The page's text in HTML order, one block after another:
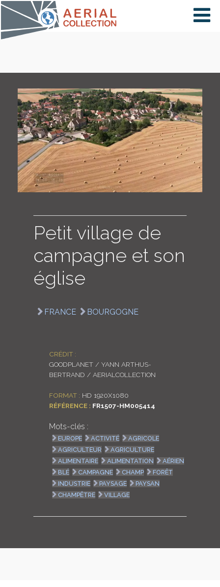
×
PAYS
CARTE
COLLECTIONS
LOGIN
ENGLISH
Petit village de
campagne et son
église
FRANCE BOURGOGNE
CRÉDIT :
GOODPLANET / YANN ARTHUS-
BERTRAND / AERIALCOLLECTION
FORMAT : HD 1920X1080
RÉFÉRENCE : FR1507-HM005414
Mots-clés :
EUROPE ACTIVITÉ
AGRICOLE
AGRICULTEUR
AGRICULTURE
ALIMENTAIRE
ALIMENTATION
AÉRIEN
BLÉ
CAMPAGNE CHAMP
FORÊT
INDUSTRIE
PAYSAGE
PAYSAN
CHAMPÊTRE
VILLAGE